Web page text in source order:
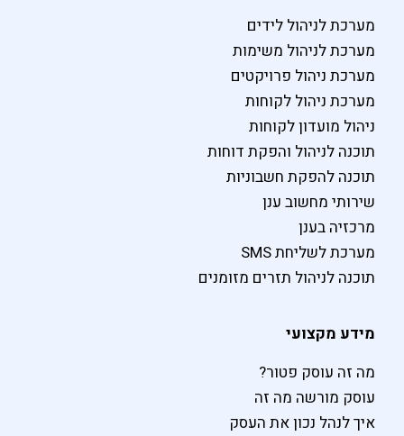
מערכת לניהול לידים
מערכת לניהול משימות
מערכת ניהול פרויקטים
מערכת ניהול לקוחות
ניהול מועדון לקוחות
תוכנה לניהול והפקת דוחות
תוכנה להפקת חשבוניות
שירותי מחשוב ענן
מרכזיה בענן
מערכת לשליחת SMS
תוכנה לניהול תזרים מזומנים
מידע מקצועי
מה זה עוסק פטור?
עוסק מורשה מה זה
איך לנהל נכון את העסק